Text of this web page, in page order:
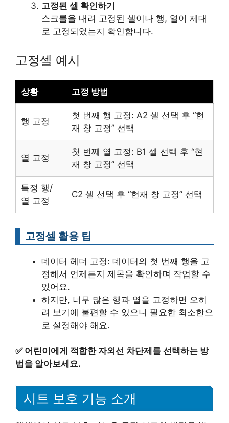
고정된 셀 확인하기
스크롤을 내려 고정된 셀이나 행, 열이 제대
로 고정되었는지 확인합니다.
고정셀 예시
상황 고정 방법
행 고정
첫 번째 행 고정: A2 셀 선택 후 “현
재 창 고정” 선택
열 고정
첫 번째 열 고정: B1 셀 선택 후 “현
재 창 고정” 선택
특정 행/
열 고정
C2 셀 선택 후 “현재 창 고정” 선택
고정셀 활용 팁
데이터 헤더 고정: 데이터의 첫 번째 행을 고
정해서 언제든지 제목을 확인하며 작업할 수
있어요.
하지만, 너무 많은 행과 열을 고정하면 오히
려 보기에 불편할 수 있으니 필요한 최소한으
로 설정해야 해요.
✅ 어린이에게 적합한 자외선 차단제를 선택하는 방
법을 알아보세요.
시트 보호 기능 소개